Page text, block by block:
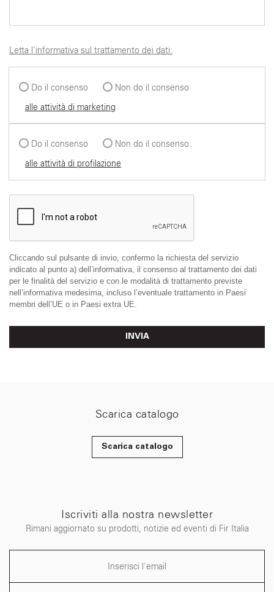
Letta l'informativa sul trattamento dei dati:
Do il consenso
Non do il consenso
alle attività di marketing
Do il consenso
Non do il consenso
alle attività di profilazione
Cliccando sul pulsante di invio, confermo la richiesta del servizio
indicato al punto a) dell’informativa, il consenso al trattamento dei dati
per le finalità del servizio e con le modalità di trattamento previste
nell’informativa medesima, incluso l’eventuale trattamento in Paesi
membri dell’UE o in Paesi extra UE.
INVIA
Scarica catalogo
Scarica catalogo
Iscriviti alla nostra newsletter
Rimani aggiornato su prodotti, notizie ed eventi di Fir Italia